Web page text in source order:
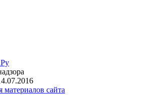
материалов сайта